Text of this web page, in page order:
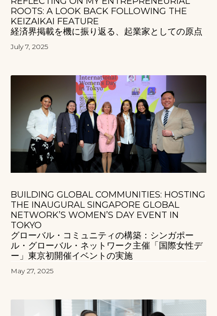
ROOTS: A LOOK BACK FOLLOWING THE
KEIZAIKAI FEATURE
経済界掲載を機に振り返る、起業家としての原点
July 7, 2025
BUILDING GLOBAL COMMUNITIES: HOSTING
THE INAUGURAL SINGAPORE GLOBAL
NETWORK’S WOMEN’S DAY EVENT IN
TOKYO
グローバル・コミュニティの構築：シンガポー
ル・グローバル・ネットワーク主催「国際女性デ
ー」東京初開催イベントの実施
May 27, 2025